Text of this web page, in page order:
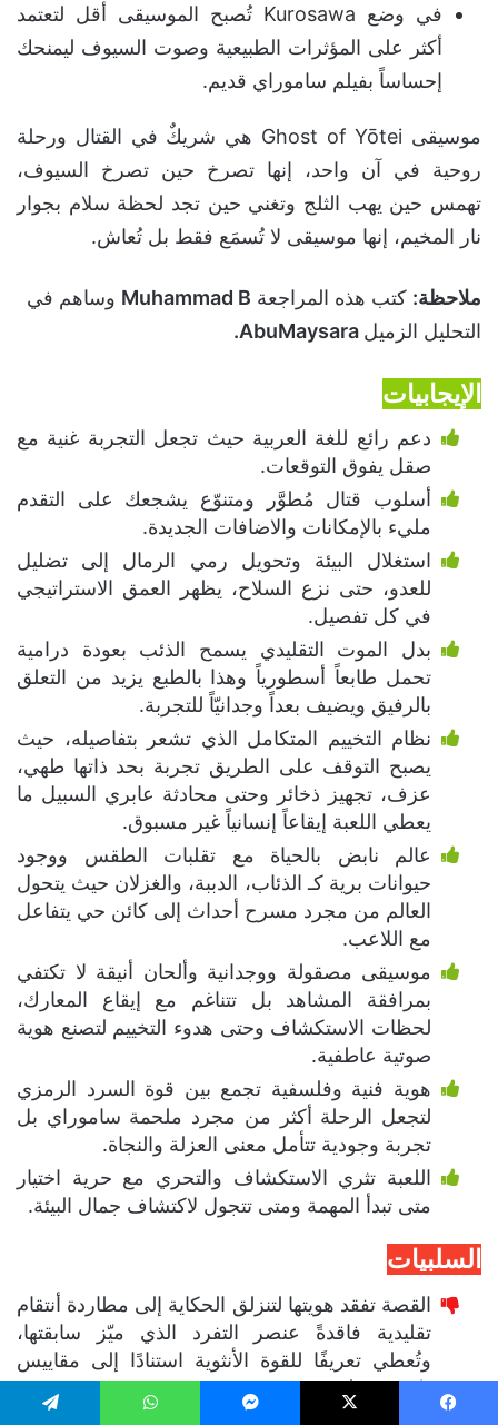
في وضع Kurosawa تُصبح الموسيقى أقل لتعتمد
أكثر على المؤثرات الطبيعية وصوت السيوف ليمنحك
إحساساً بفيلم ساموراي قديم.
موسيقى Ghost of Yōtei هي شريكٌ في القتال ورحلة
روحية في آن واحد، إنها تصرخ حين تصرخ السيوف،
تهمس حين يهب الثلج وتغني حين تجد لحظة سلام بجوار
نار المخيم، إنها موسيقى لا تُسمَع فقط بل تُعاش.
ملاحظة: كتب هذه المراجعة Muhammad B وساهم في
التحليل الزميل
الإيجابيات
دعم رائع للغة العربية حيث تجعل التجربة غنية مع
صقل يفوق التوقعات.
أسلوب قتال مُطوَّر ومتنوّع يشجعك على التقدم
مليء بالإمكانات والاضافات الجديدة.
استغلال البيئة وتحويل رمي الرمال إلى تضليل
للعدو، حتى نزع السلاح، يظهر العمق الاستراتيجي
في كل تفصيل.
بدل الموت التقليدي يسمح الذئب بعودة درامية
تحمل طابعاً أسطورياً وهذا بالطبع يزيد من التعلق
بالرفيق ويضيف بعداً وجدانيّاً للتجربة.
نظام التخييم المتكامل الذي تشعر بتفاصيله، حيث
يصبح التوقف على الطريق تجربة بحد ذاتها طهي،
عزف، تجهيز ذخائر وحتى محادثة عابري السبيل ما
يعطي اللعبة إيقاعاً إنسانياً غير مسبوق.
عالم نابض بالحياة مع تقلبات الطقس ووجود
حيوانات برية كـ الذئاب، الدببة، والغزلان حيث يتحول
العالم من مجرد مسرح أحداث إلى كائن حي يتفاعل
مع اللاعب.
موسيقى مصقولة ووجدانية وألحان أنيقة لا تكتفي
بمرافقة المشاهد بل تتناغم مع إيقاع المعارك،
لحظات الاستكشاف وحتى هدوء التخييم لتصنع هوية
صوتية عاطفية.
هوية فنية وفلسفية تجمع بين قوة السرد الرمزي
لتجعل الرحلة أكثر من مجرد ملحمة ساموراي بل
تجربة وجودية تتأمل معنى العزلة والنجاة.
اللعبة تثري الاستكشاف والتحري مع حرية اختيار
متى تبدأ المهمة ومتى تتجول لاكتشاف جمال البيئة.
السلبيات
⁠القصة تفقد هويتها لتنزلق الحكاية إلى مطاردة أنتقام
تقليدية فاقدةً عنصر التفرد الذي ميّز سابقتها،
وتُعطي تعريفًا للقوة الأنثوية استنادًا إلى مقاييس
ذكورية تقليدية.